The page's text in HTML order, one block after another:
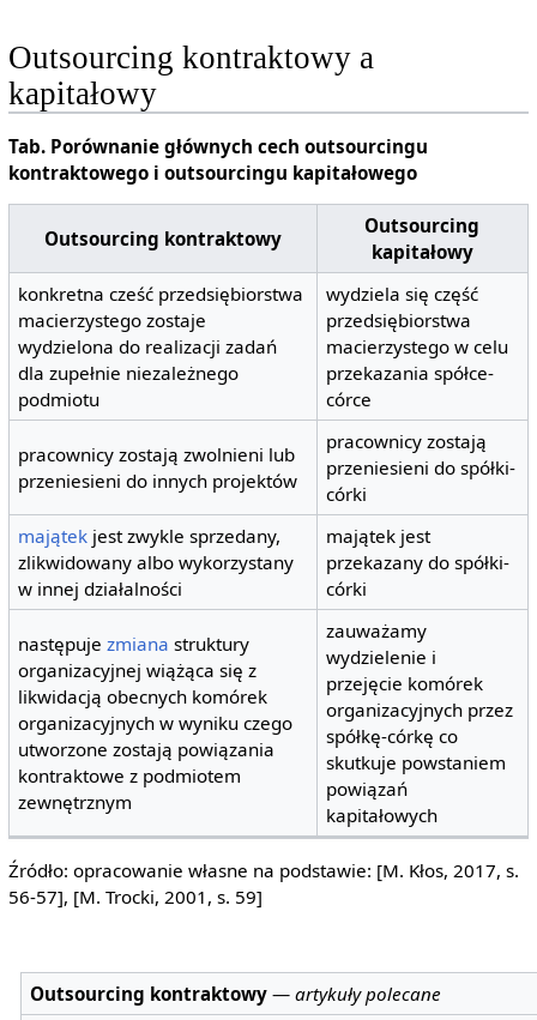
Outsourcing kontraktowy a
kapitałowy
Tab. Porównanie głównych cech outsourcingu
kontraktowego i outsourcingu kapitałowego
Outsourcing kontraktowy
Outsourcing
kapitałowy
konkretna cześć przedsiębiorstwa
macierzystego zostaje
wydzielona do realizacji zadań
dla zupełnie niezależnego
podmiotu
wydziela się część
przedsiębiorstwa
macierzystego w celu
przekazania spółce-
córce
pracownicy zostają zwolnieni lub
przeniesieni do innych projektów
pracownicy zostają
przeniesieni do spółki-
córki
majątek jest zwykle sprzedany,
zlikwidowany albo wykorzystany
w innej działalności
majątek jest
przekazany do spółki-
córki
następujezmiana struktury
organizacyjnej wiążąca się z
likwidacją obecnych komórek
organizacyjnych w wyniku czego
utworzone zostają powiązania
kontraktowe z podmiotem
zewnętrznym
zauważamy
wydzielenie i
przejęcie komórek
organizacyjnych przez
spółkę-córkę co
skutkuje powstaniem
powiązań
kapitałowych
Źródło: opracowanie własne na podstawie: [M. Kłos, 2017, s.
56-57], [M. Trocki, 2001, s. 59]
Outsourcing kontraktowy —artykuły polecane